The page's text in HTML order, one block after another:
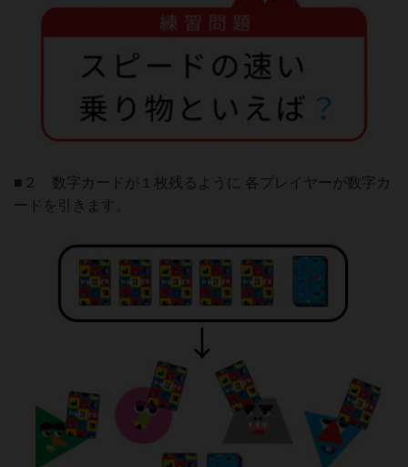
■２ 数字カードが１枚残るように 各プレイヤーが数字カ
ードを引きます。